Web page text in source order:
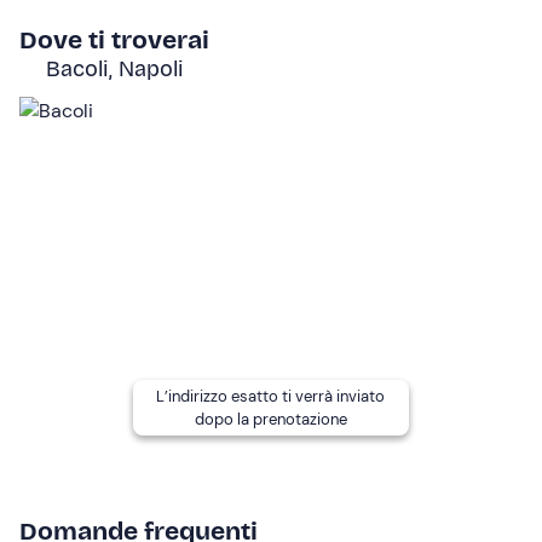
situata vicino alla città da cui prende il nome.
Durante il percorso visiteremo l’antica
dragonara
difficoltà media. È adatto a tutti coloro
che abbiano unadiscreta preparazione fisica
Dove ti troverai
Bacoli, Napoli
L’indirizzo esatto ti verrà inviato
dopo la prenotazione
Domande frequenti